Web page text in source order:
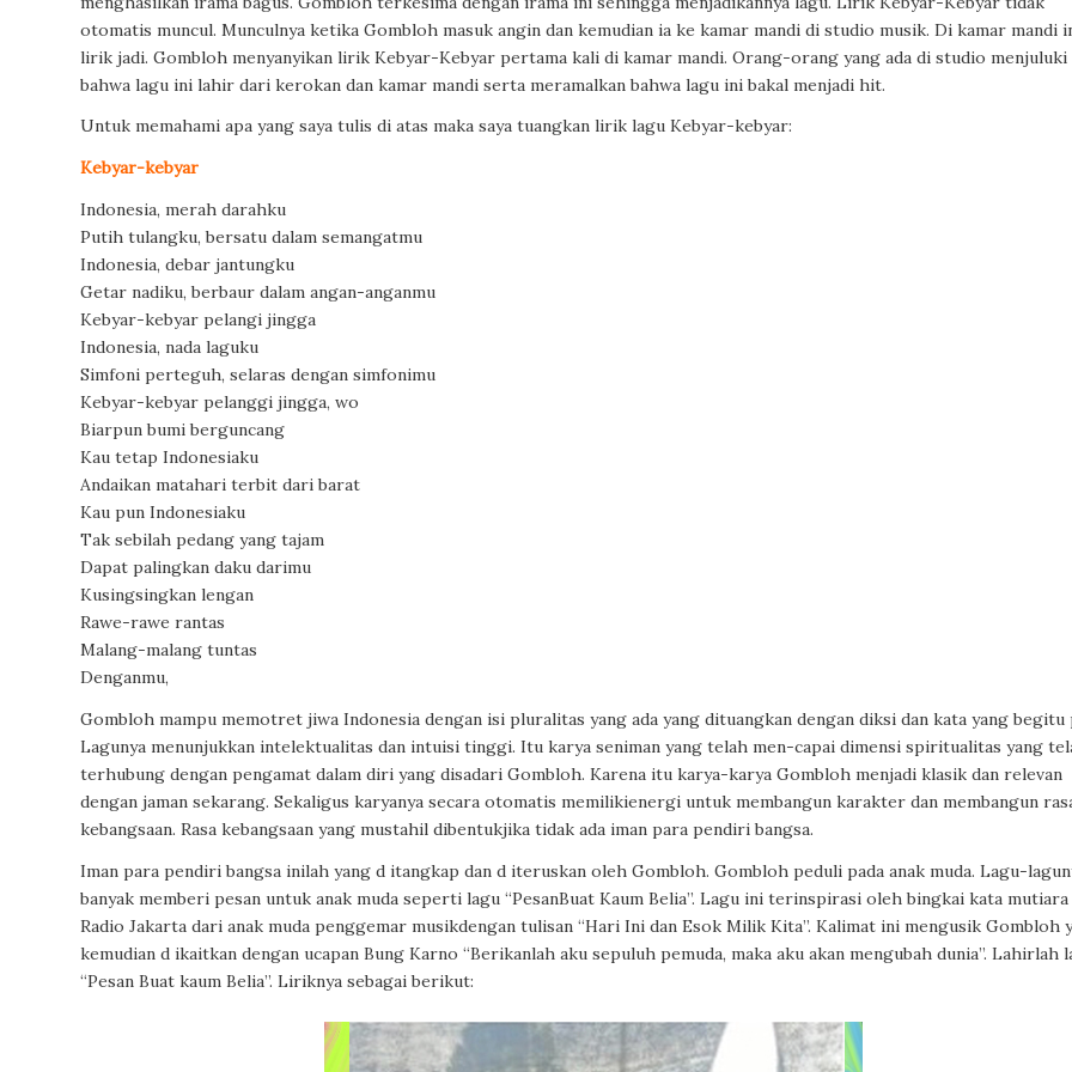
otomatis muncul. Munculnya ketika Gombloh masuk angin dan kemudian ia ke kamar mandi di studio musik. Di kamar mandi
lirik jadi. Gombloh menyanyikan lirik Kebyar-Kebyar pertama kali di kamar mandi. Orang-orang yang ada di studio menjuluki
bahwa lagu ini lahir dari kerokan dan kamar mandi serta meramalkan bahwa lagu ini bakal menjadi hit.
Untuk memahami apa yang saya tulis di atas maka saya tuangkan lirik lagu Kebyar-kebyar:
Kebyar-kebyar
Indonesia, merah darahku
Putih tulangku, bersatu dalam semangatmu
Indonesia, debar jantungku
Getar nadiku, berbaur dalam angan-anganmu
Kebyar-kebyar pelangi jingga
Indonesia, nada laguku
Simfoni perteguh, selaras dengan simfonimu
Kebyar-kebyar pelanggi jingga, wo
Biarpun bumi berguncang
Kau tetap Indonesiaku
Andaikan matahari terbit dari barat
Kau pun Indonesiaku
Tak sebilah pedang yang tajam
Dapat palingkan daku darimu
Kusingsingkan lengan
Rawe-rawe rantas
Malang-malang tuntas
Denganmu,
Gombloh mampu memotret jiwa Indonesia dengan isi pluralitas yang ada yang dituangkan dengan diksi dan kata yang begitu
Lagunya menunjukkan intelektualitas dan intuisi tinggi. Itu karya seniman yang telah men-capai dimensi spiritualitas yang
terhubung dengan pengamat dalam diri yang disadari Gombloh. Karena itu karya-karya Gombloh menjadi klasik dan relevan
dengan jaman sekarang. Sekaligus karyanya secara otomatis memilikienergi untuk membangun karakter dan membangun
kebangsaan. Rasa kebangsaan yang mustahil dibentukjika tidak ada iman para pendiri bangsa.
Iman para pendiri bangsa inilah yang d itangkap dan d iteruskan oleh Gombloh. Gombloh peduli pada anak muda. Lagu-
banyak memberi pesan untuk anak muda seperti lagu “PesanBuat Kaum Belia”. Lagu ini terinspirasi oleh bingkai kata
Radio Jakarta dari anak muda penggemar musikdengan tulisan “Hari Ini dan Esok Milik Kita”. Kalimat ini mengusik Gombloh
kemudian d ikaitkan dengan ucapan Bung Karno “Berikanlah aku sepuluh pemuda, maka aku akan mengubah dunia”. Lahirlah
“Pesan Buat kaum Belia”. Liriknya sebagai berikut: